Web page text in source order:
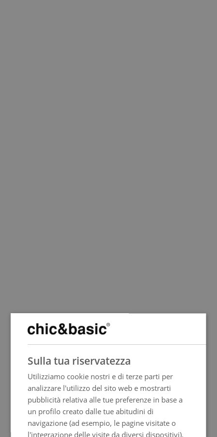
SPANISH
FRENCH
ITALIAN
PORTUGUESE
Sulla tua riservatezza
Utilizziamo cookie nostri e di terze parti per
analizzare l'utilizzo del sito web e mostrarti
pubblicità relativa alle tue preferenze in base a
un profilo creato dalle tue abitudini di
navigazione (ad esempio, le pagine visitate o
l'integrazione delle visite da diversi dispositivi).